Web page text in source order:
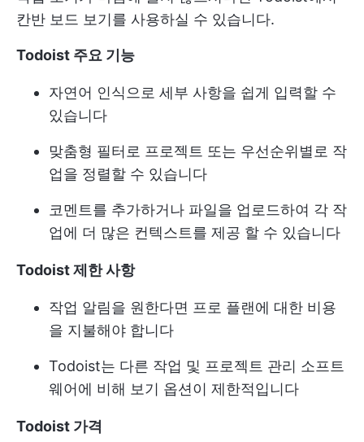
칸반 보드 보기를 사용하실 수 있습니다.
Todoist 주요 기능
자연어 인식으로 세부 사항을 쉽게 입력할 수
있습니다
맞춤형 필터로 프로젝트 또는 우선순위별로 작
업을 정렬할 수 있습니다
코멘트를 추가하거나 파일을 업로드하여 각 작
업에 더 많은 컨텍스트를 제공 할 수 있습니다
Todoist 제한 사항
작업 알림을 원한다면 프로 플랜에 대한 비용
을 지불해야 합니다
Todoist는 다른 작업 및 프로젝트 관리 소프트
웨어에 비해 보기 옵션이 제한적입니다
Todoist 가격